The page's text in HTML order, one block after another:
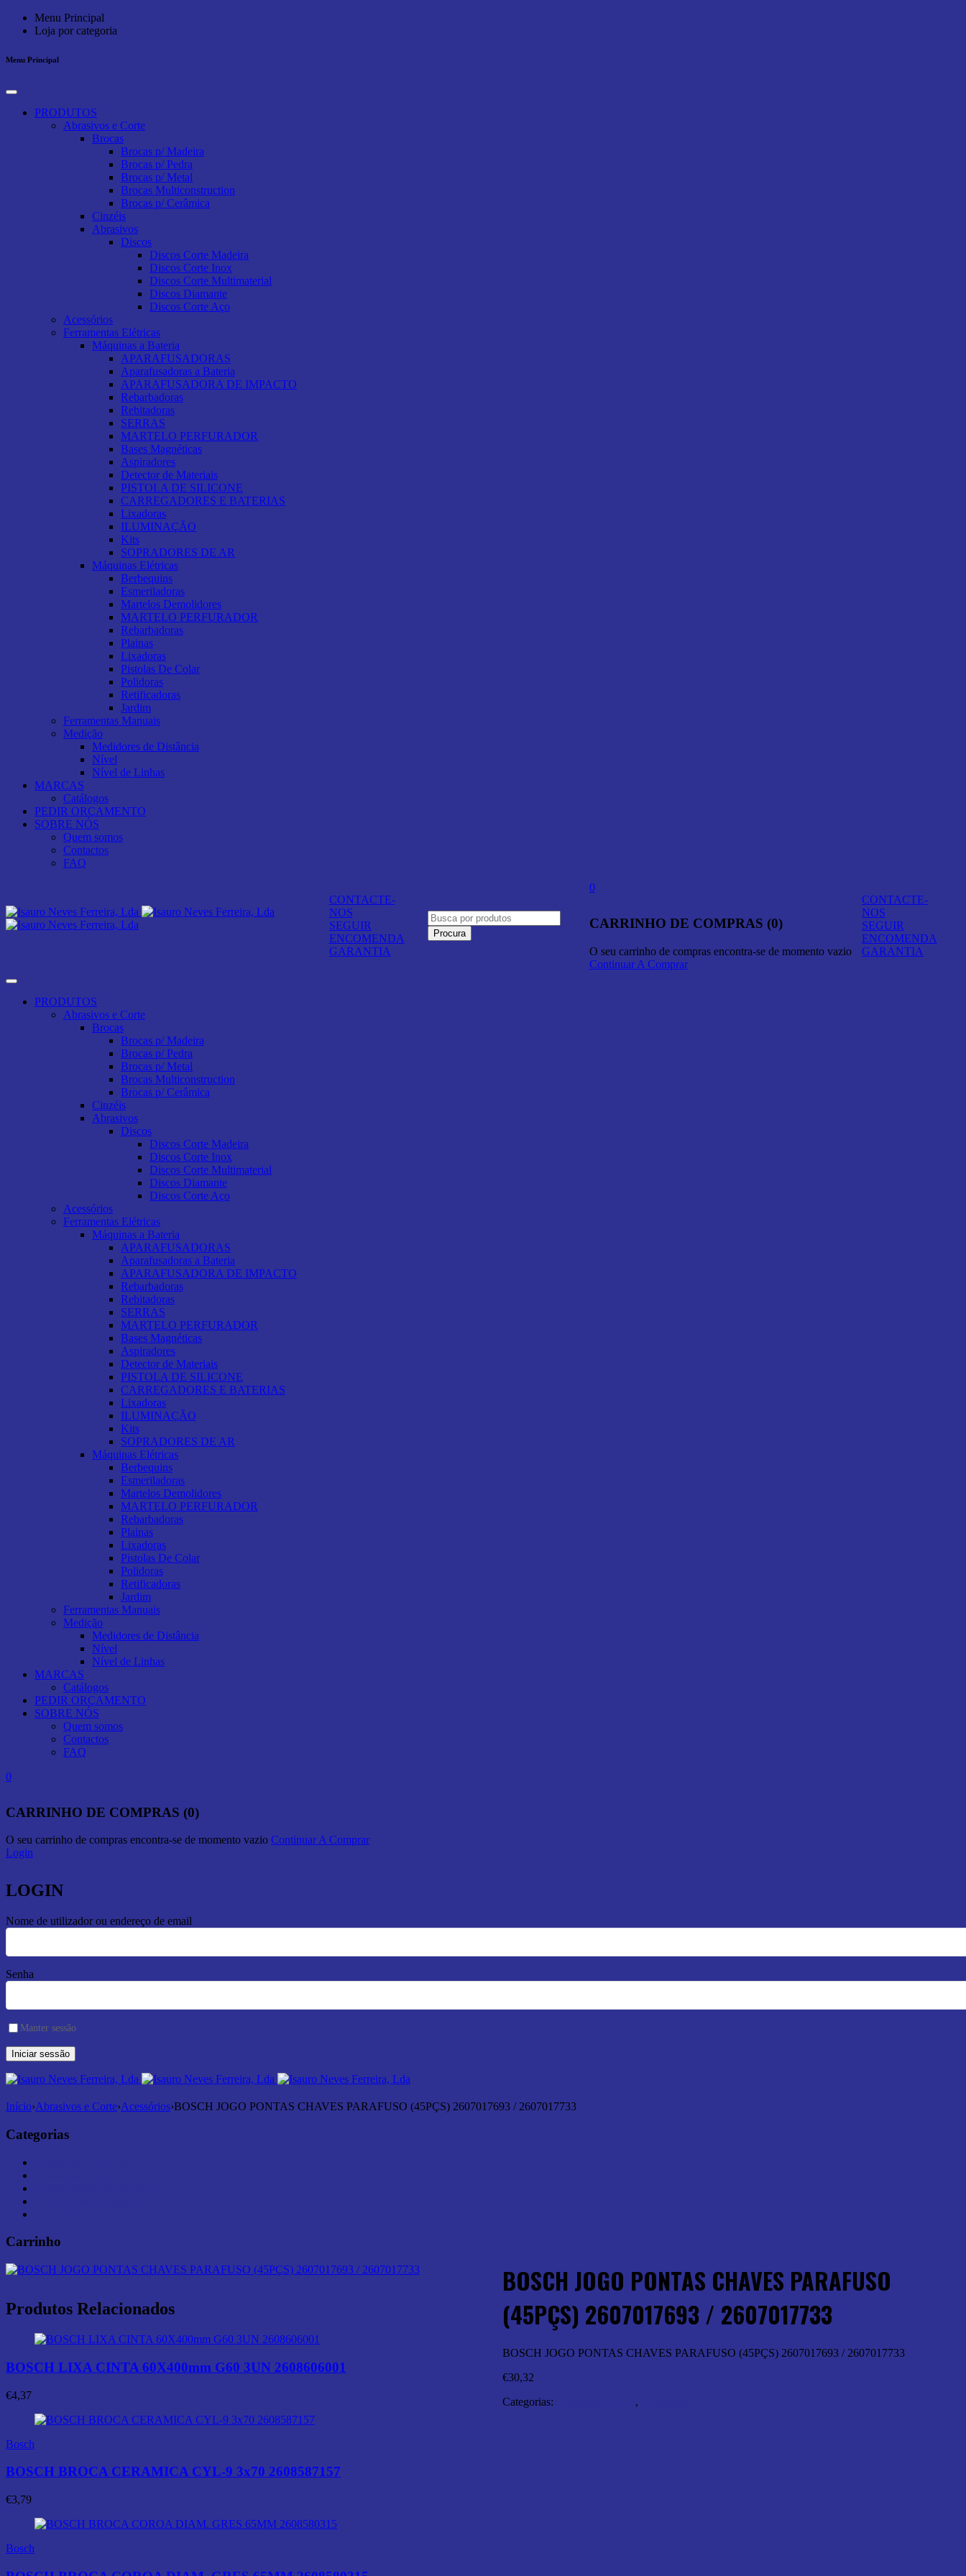
Menu Principal
Loja por categoria
Menu Principal
PRODUTOS
Abrasivos e Corte
Brocas
Brocas p/ Madeira
Brocas p/ Pedra
Brocas p/ Metal
Brocas Multiconstruction
Brocas p/ Cerâmica
Cinzéis
Abrasivos
Discos
Discos Corte Madeira
Discos Corte Inox
Discos Corte Multimaterial
Discos Diamante
Discos Corte Aço
Acessórios
Ferramentas Elétricas
Máquinas a Bateria
APARAFUSADORAS
Aparafusadoras a Bateria
APARAFUSADORA DE IMPACTO
Rebarbadoras
Rebitadoras
SERRAS
MARTELO PERFURADOR
Bases Magnéticas
Aspiradores
Detector de Materiais
PISTOLA DE SILICONE
CARREGADORES E BATERIAS
Lixadoras
ILUMINAÇÃO
Kits
SOPRADORES DE AR
Máquinas Elétricas
Berbequins
Esmeriladoras
Martelos Demolidores
MARTELO PERFURADOR
Rebarbadoras
Plainas
Lixadoras
Pistolas De Colar
Polidoras
Retificadoras
Jardim
Ferramentas Manuais
Medição
Medidores de Distância
Nível
Nível de Linhas
MARCAS
Catálogos
PEDIR ORÇAMENTO
SOBRE NÓS
Quem somos
Contactos
FAQ
CONTACTE-
NOS
SEGUIR
ENCOMENDA
GARANTIA
0
CARRINHO DE COMPRAS (0)
O seu carrinho de compras encontra-se de momento vazio
Continuar A Comprar
CONTACTE-
NOS
SEGUIR
ENCOMENDA
GARANTIA
PRODUTOS
Abrasivos e Corte
Brocas
Brocas p/ Madeira
Brocas p/ Pedra
Brocas p/ Metal
Brocas Multiconstruction
Brocas p/ Cerâmica
Cinzéis
Abrasivos
Discos
Discos Corte Madeira
Discos Corte Inox
Discos Corte Multimaterial
Discos Diamante
Discos Corte Aço
Acessórios
Ferramentas Elétricas
Máquinas a Bateria
APARAFUSADORAS
Aparafusadoras a Bateria
APARAFUSADORA DE IMPACTO
Rebarbadoras
Rebitadoras
SERRAS
MARTELO PERFURADOR
Bases Magnéticas
Aspiradores
Detector de Materiais
PISTOLA DE SILICONE
CARREGADORES E BATERIAS
Lixadoras
ILUMINAÇÃO
Kits
SOPRADORES DE AR
Máquinas Elétricas
Berbequins
Esmeriladoras
Martelos Demolidores
MARTELO PERFURADOR
Rebarbadoras
Plainas
Lixadoras
Pistolas De Colar
Polidoras
Retificadoras
Jardim
Ferramentas Manuais
Medição
Medidores de Distância
Nível
Nível de Linhas
MARCAS
Catálogos
PEDIR ORÇAMENTO
SOBRE NÓS
Quem somos
Contactos
FAQ
0
CARRINHO DE COMPRAS (0)
O seu carrinho de compras encontra-se de momento vazio Continuar A Comprar
Login
LOGIN
Nome de utilizador ou endereço de email
Senha
Manter sessão
Início›Abrasivos e Corte›Acessórios›BOSCH JOGO PONTAS CHAVES PARAFUSO (45PÇS) 2607017693 / 2607017733
Categorias
Carrinho
BOSCH JOGO PONTAS CHAVES PARAFUSO
(45PÇS) 2607017693 / 2607017733
BOSCH JOGO PONTAS CHAVES PARAFUSO (45PÇS) 2607017693 / 2607017733
€30,32
Categorias:
,
Produtos Relacionados
BOSCH LIXA CINTA 60X400mm G60 3UN 2608606001
€4,37
Bosch
BOSCH BROCA CERAMICA CYL-9 3x70 2608587157
€3,79
Bosch